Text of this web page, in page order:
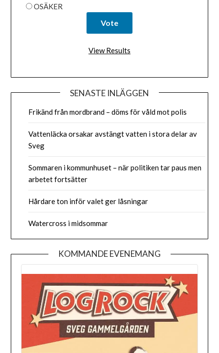
OSÄKER
View Results
SENASTE INLÄGGEN
Frikänd från mordbrand – döms för våld mot polis
Vattenläcka orsakar avstängt vatten i stora delar av
Sveg
Sommaren i kommunhuset – när politiken tar paus men
arbetet fortsätter
Hårdare ton inför valet ger låsningar
Watercross i midsommar
KOMMANDE EVENEMANG